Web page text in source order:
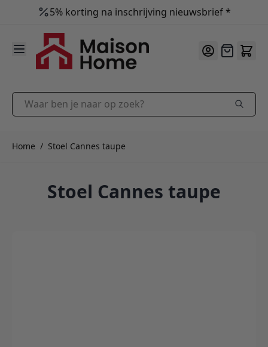
5% korting na inschrijving nieuwsbrief *
9.9 /10
Ga naar de inhoud
Offerte
Waar ben je naar op zoek?
Home / Stoel Cannes taupe
Stoel Cannes taupe